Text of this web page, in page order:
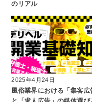
のリアル
2025年4月24日
風俗業界における「集客広